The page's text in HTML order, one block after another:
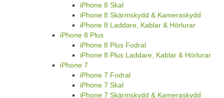
iPhone 8 Skal
iPhone 8 Skärmskydd & Kameraskydd
iPhone 8 Laddare, Kablar & Hörlurar
iPhone 8 Plus
iPhone 8 Plus Fodral
iPhone 8 Plus Laddare, Kablar & Hörlurar
iPhone 7
iPhone 7 Fodral
iPhone 7 Skal
iPhone 7 Skärmskydd & Kameraskydd